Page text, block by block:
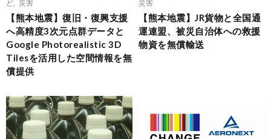
ど
災害
【熊本地震】復旧・復興支援
へ高精度3次元点群データと
Google Photorealistic 3D
Tilesを活用した空間情報を無
償提供
災害
【熊本地震】JR貨物と全国通
運連盟、被災自治体への救援
物資を無償輸送